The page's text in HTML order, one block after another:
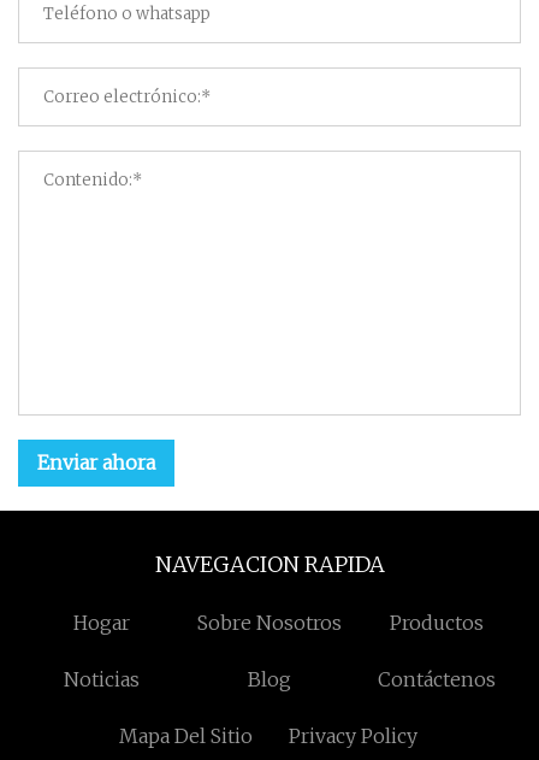
Enviar ahora
NAVEGACION RAPIDA
Hogar Sobre Nosotros Productos
Noticias Blog Contáctenos
Mapa Del Sitio Privacy Policy